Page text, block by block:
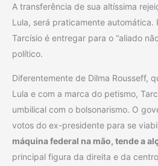
A transferência de sua altíssima
Lula, será praticamente
Tarcísio é entregar para o “aliado
político.
Diferentemente de Dilma Rousseff,
Lula e com a marca do petismo,
umbilical com o bolsonarismo. O
votos do ex-presidente para se
máquina federal na mão, tende a
principal figura da direita e da